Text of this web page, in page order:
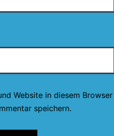
Website in diesem Browser
speichern.